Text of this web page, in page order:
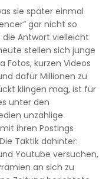
sie später einmal
gar nicht so
Antwort vielleicht
stellen sich junge
Fotos, kurzen Videos
dafür Millionen zu
klingen mag, ist für
unter den
unzählige
ihren Postings
Taktik dahinter:
Youtube versuchen,
an sich zu